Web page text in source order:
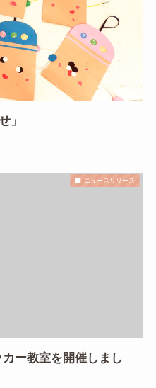
」
ニュースリリース
ー教室を開催しまし